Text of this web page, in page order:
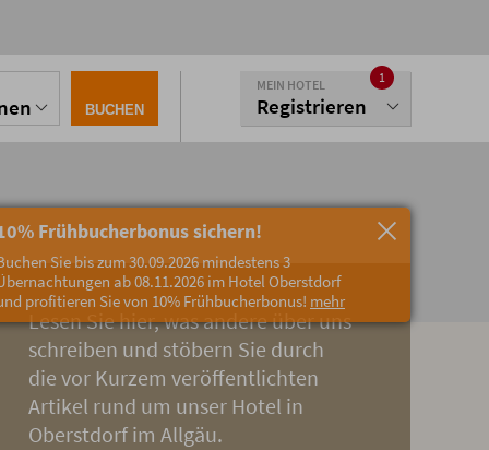
Frühbucherbonus sichern!
Sie bis zum 30.09.2026 mindestens 3
ab 08.11.2026 im Hotel Oberstdorf
profitieren Sie von 10% Frühbucherbonus! mehr
BUCHEN
MEIN HOTEL
Registrieren
1
Lesen Sie hier, was andere über uns
schreiben und stöbern Sie durch
die vor Kurzem veröffentlichten
Artikel rund um unser Hotel in
Oberstdorf im Allgäu.